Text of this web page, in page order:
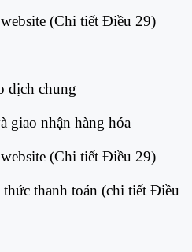
(Chi tiết Điều 29)​
dịch chung​
giao nhận hàng hóa​
(Chi tiết Điều 29)​
thanh toán (chi tiết Điều